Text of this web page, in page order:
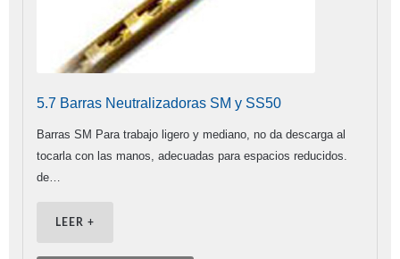
5.7 Barras Neutralizadoras SM y SS50
Barras SM Para trabajo ligero y mediano, no da descarga al
tocarla con las manos, adecuadas para espacios reducidos.
de…
LEER +